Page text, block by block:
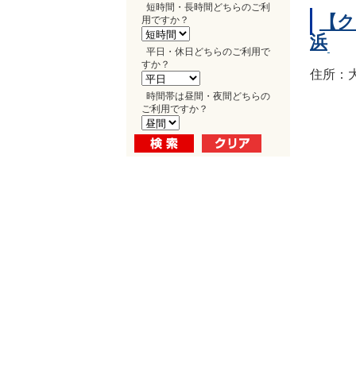
短時間・長時間どちらのご利
用ですか？
平日・休日どちらのご利用で
すか？
時間帯は昼間・夜間どちらの
ご利用ですか？
【
浜
住所：